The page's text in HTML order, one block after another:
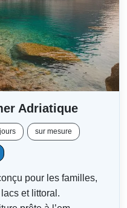
Adriatique
sur mesure
pour les familles,
et littoral.